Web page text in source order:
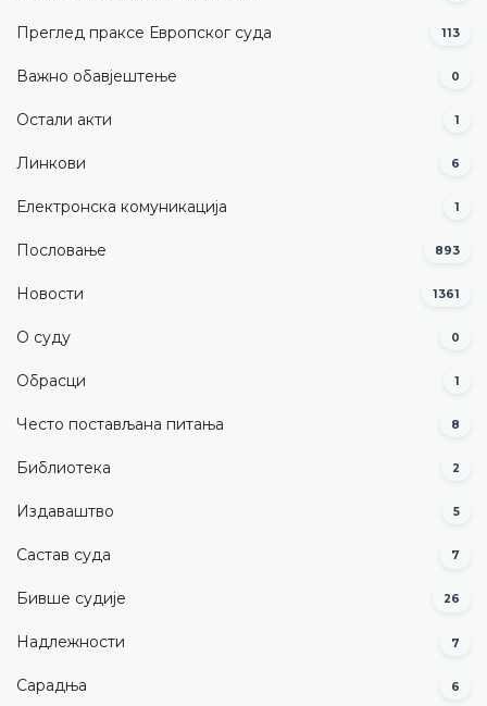
Преглед праксе Европског суда 113
Важно обавјештење 0
Остали акти 1
Линкови 6
Електронска комуникација 1
Пословање 893
Новости 1361
О суду 0
Обрасци 1
Често постављана питања 8
Библиотека 2
Издаваштво 5
Састав суда 7
Бивше судије 26
Надлежности 7
Сарадња 6